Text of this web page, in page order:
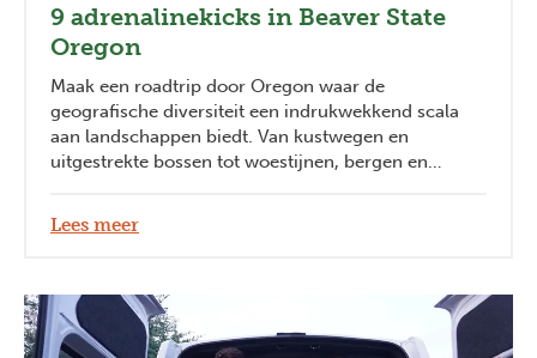
9 adrenalinekicks in Beaver State
Oregon
Maak een roadtrip door Oregon waar de
geografische diversiteit een indrukwekkend scala
aan landschappen biedt. Van kustwegen en
uitgestrekte bossen tot woestijnen, bergen en
jij zoekt.
Lees meer